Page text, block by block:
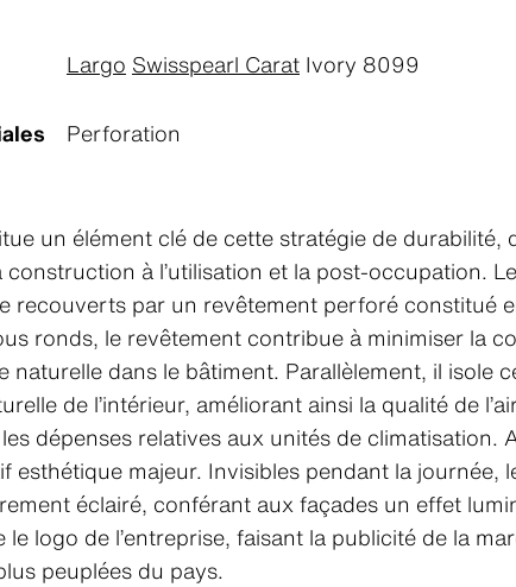
Largo Swisspearl Carat Ivory 8099
Perforation
un élément clé de cette stratégie de
à l’utilisation et la post-occupation.
recouverts par un revêtement perforé constitué
ronds, le revêtement contribue à minimiser la
naturelle dans le bâtiment. Parallèlement, il isole
de l’intérieur, améliorant ainsi la qualité de
dépenses relatives aux unités de
esthétique majeur. Invisibles pendant la
éclairé, conférant aux façades un effet
logo de l’entreprise, faisant la publicité de la
peuplées du pays.